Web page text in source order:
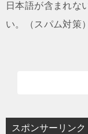
日本語が含まれな
い。（スパム対策）
スポンサーリンク